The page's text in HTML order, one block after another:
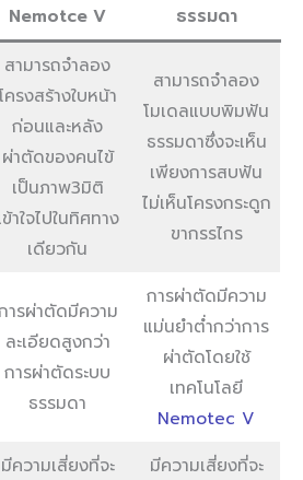
Nemotce V
ธรรมดา
สามารถจำลอง
ครงสร้างใบหน้า
ก่อนและหลัง
ผ่าตัดของคนไข้
เป็นภาพ3มิติ
ข้าใจไปในทิศทาง
เดียวกัน
สามารถจำลอง
โมเดลแบบพิมฟัน
ธรรมดาซึ่งจะเห็น
เพียงการสบฟัน
ไม่เห็นโครงกระดูก
ขากรรไกร
ารผ่าตัดมีความ
ละเอียดสูงกว่า
การผ่าตัดระบบ
ธรรมดา
การผ่าตัดมีความ
แม่นยำต่ำกว่าการ
ผ่าตัดโดยใช้
เทคโนโลยี
Nemotec V
มีความเสี่ยงที่จะ
มีความเสี่ยงที่จะ